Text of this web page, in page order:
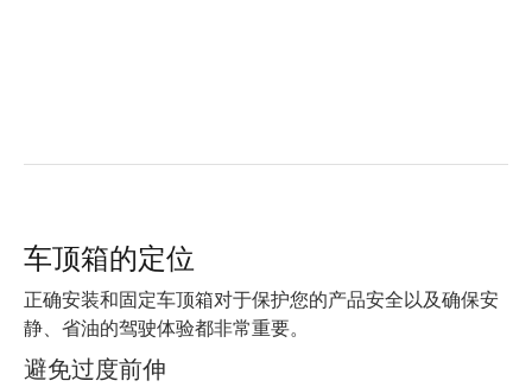
车顶箱的定位
正确安装和固定车顶箱对于保护您的产品安全以及确保安
静、省油的驾驶体验都非常重要。
避免过度前伸